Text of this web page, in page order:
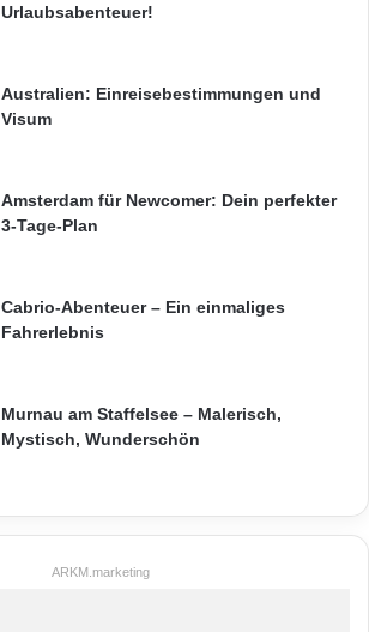
Urlaubsabenteuer!
Australien: Einreisebestimmungen und
Visum
Amsterdam für Newcomer: Dein perfekter
3-Tage-Plan
Cabrio-Abenteuer – Ein einmaliges
Fahrerlebnis
Murnau am Staffelsee – Malerisch,
Mystisch, Wunderschön
ARKM.marketing